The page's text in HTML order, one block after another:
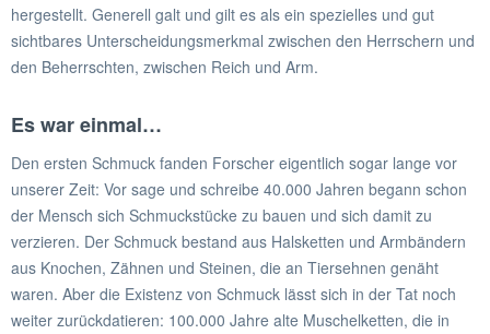
hergestellt. Generell galt und gilt es als ein spezielles und gut
sichtbares Unterscheidungsmerkmal zwischen den Herrschern und
den Beherrschten, zwischen Reich und Arm.
Es war einmal…
Den ersten Schmuck fanden Forscher eigentlich sogar lange vor
unserer Zeit: Vor sage und schreibe 40.000 Jahren begann schon
der Mensch sich Schmuckstücke zu bauen und sich damit zu
verzieren. Der Schmuck bestand aus Halsketten und Armbändern
aus Knochen, Zähnen und Steinen, die an Tiersehnen genäht
waren. Aber die Existenz von Schmuck lässt sich in der Tat noch
weiter zurückdatieren: 100.000 Jahre alte Muschelketten, die in